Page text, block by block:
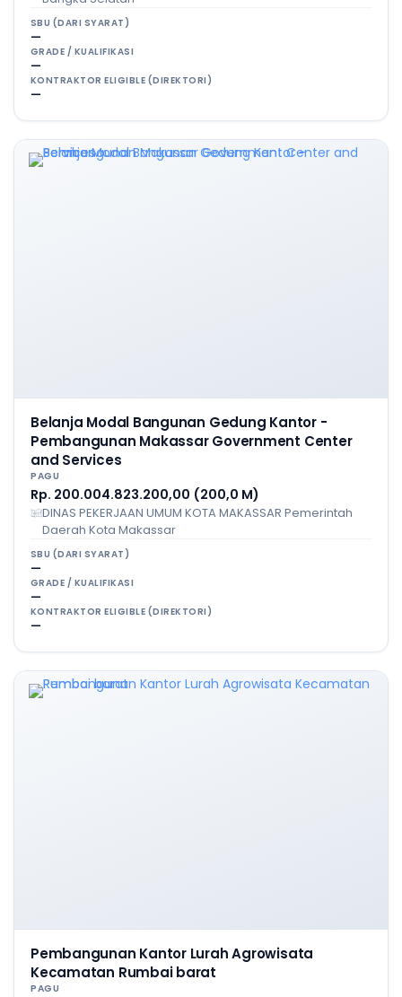
SBU (DARI SYARAT)
—
GRADE / KUALIFIKASI
—
KONTRAKTOR ELIGIBLE (DIREKTORI)
—
Belanja Modal Bangunan Gedung Kantor -
Pembangunan Makassar Government Center
and Services
PAGU
Rp. 200.004.823.200,00 (200,0 M)
DINAS PEKERJAAN UMUM KOTA MAKASSAR Pemerintah
Daerah Kota Makassar
SBU (DARI SYARAT)
—
GRADE / KUALIFIKASI
—
KONTRAKTOR ELIGIBLE (DIREKTORI)
—
Pembangunan Kantor Lurah Agrowisata
Kecamatan Rumbai barat
PAGU